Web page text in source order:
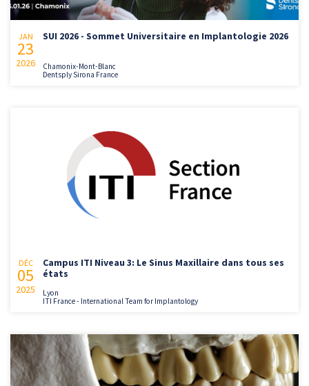
JAN
23
2026
SUI 2026 - Sommet Universitaire en Implantologie 2026
Chamonix-Mont-Blanc
Dentsply Sirona France
DÉC
05
2025
Campus ITI Niveau 3: Le Sinus Maxillaire dans tous ses
états
Lyon
ITI France - International Team for Implantology